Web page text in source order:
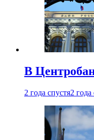
В
2 года спустя2 года